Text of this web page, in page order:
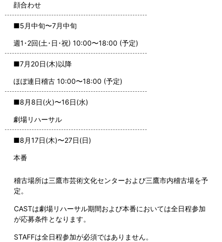
顔合わせ
■5月中旬〜7月中旬
週1･2回(土･日･祝) 10:00〜18:00 (予定)
■7月20日(木)以降
ほぼ連日稽古 10:00〜18:00 (予定)
■8月8日(火)〜16日(水)
劇場リハーサル
■8月17日(木)〜27日(日)
本番
稽古場所は三鷹市芸術文化センターおよび三鷹市内稽古場を予
定。
CASTは劇場リハーサル期間および本番においては全日程参加
が応募条件となります。
STAFFは全日程参加が必須ではありません。